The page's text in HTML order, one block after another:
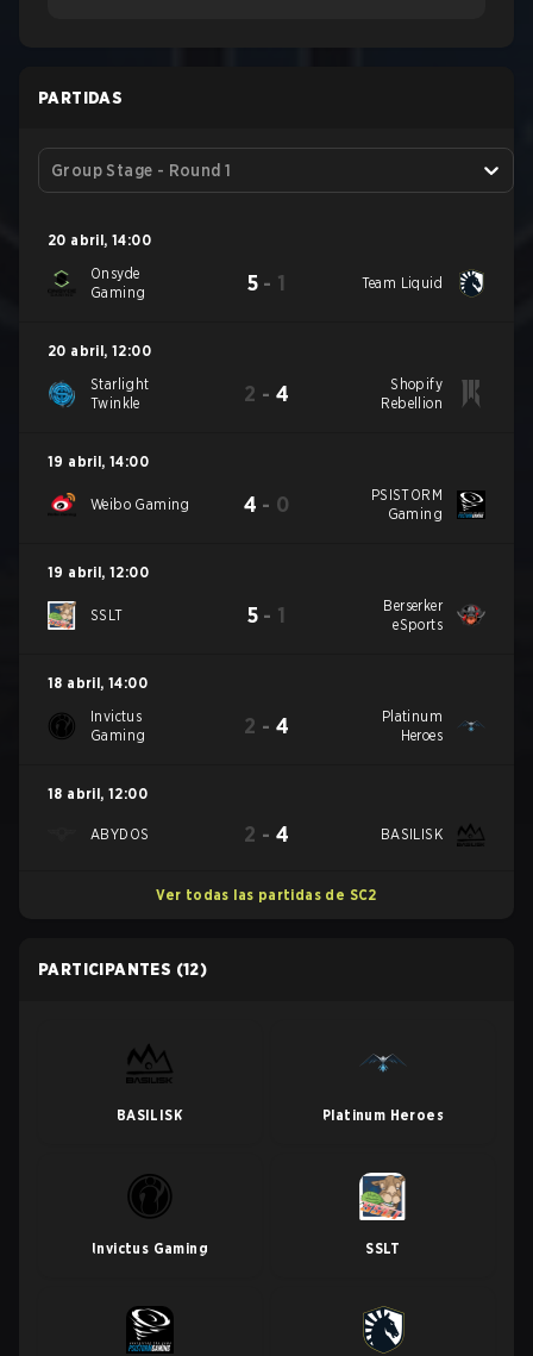
PARTIDAS
Group Stage - Round 1
20 abril, 14:00
Onsyde
Gaming
5- 1 Team Liquid
20 abril, 12:00
Starlight
Twinkle
2 - 4
Shopify
Rebellion
19 abril, 14:00
Weibo Gaming 4 - 0
PSISTORM
Gaming
19 abril, 12:00
SSLT 5- 1
Berserker
eSports
18 abril, 14:00
Invictus
Gaming
2 - 4
Platinum
Heroes
18 abril, 12:00
ABYDOS 2 - 4 BASILISK
Ver todas las partidas de SC2
PARTICIPANTES (12)
BASILISK Platinum Heroes
Invictus Gaming SSLT